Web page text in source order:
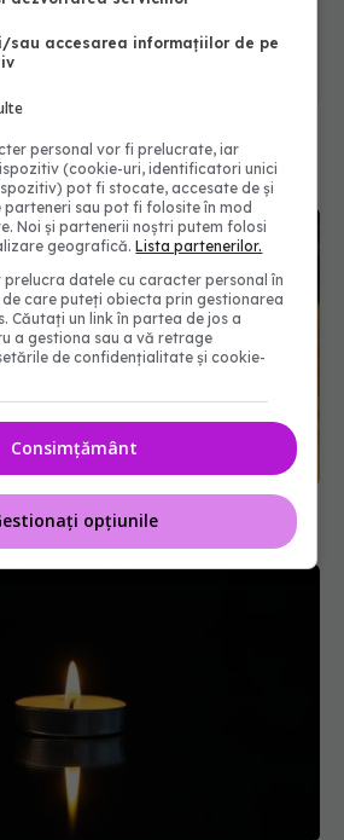
în Sănătate! Cine va încasa
50% și bonusuri noi
blânde cu stomacul când ai
sau accesarea informațiilor de pe
personal vor fi prelucrate, iar
(cookie-uri, identificatori unici
pot fi stocate, accesate de și
parteneri sau pot fi folosite în mod
Noi și partenerii noștri putem folosi
geografică.Lista partenerilor.
datele cu caracter personal în
care puteți obiecta prin gestionarea
Căutați un link în partea de jos a
a gestiona sau a vă retrage
de confidențialitate și cookie-
Consimțământ
opțiunile